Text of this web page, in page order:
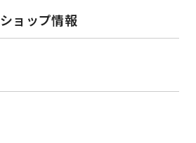
ショップ情報